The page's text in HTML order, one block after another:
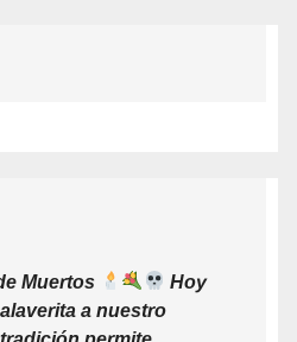
Muertos
Hoy
a nuestro